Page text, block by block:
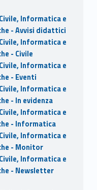
Informatica e
- Avvisi didattici
Informatica e
- Civile
Informatica e
- Eventi
Informatica e
- In evidenza
Informatica e
- Informatica
Informatica e
- Monitor
Informatica e
- Newsletter